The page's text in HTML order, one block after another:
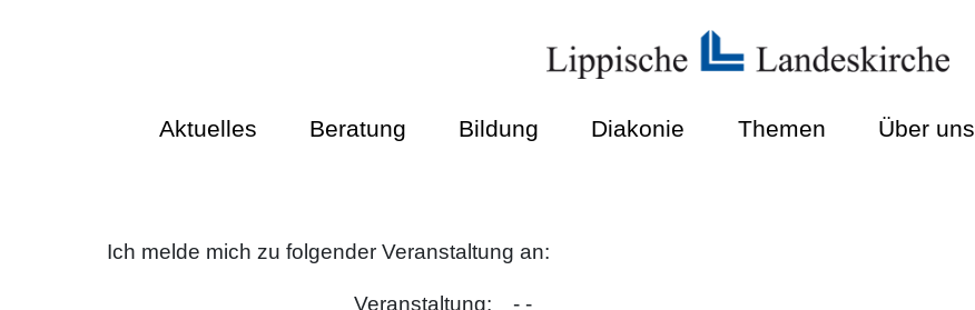
Aktuelles Beratung Bildung Diakonie Themen Über uns
Ich melde mich zu folgender Veranstaltung an:
Veranstaltung:
- -